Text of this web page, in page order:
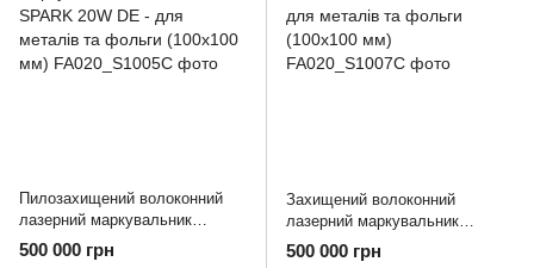
Пилозахищений волоконний
лазерний маркувальник
MACSA SPARK 20W DE - для
металів та фольги (100х100
500 000 грн
Захищений волоконний
лазерний маркувальник
MACSA SPARK 20W WD - для
металів та фольги (100х100
500 000 грн